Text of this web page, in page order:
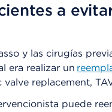
a
y las cirugías
era realizar un
replacement,
puede